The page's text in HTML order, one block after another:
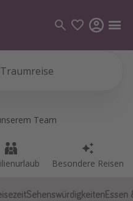
Team
Besondere Reisen
Sehenswürdigkeiten Essen